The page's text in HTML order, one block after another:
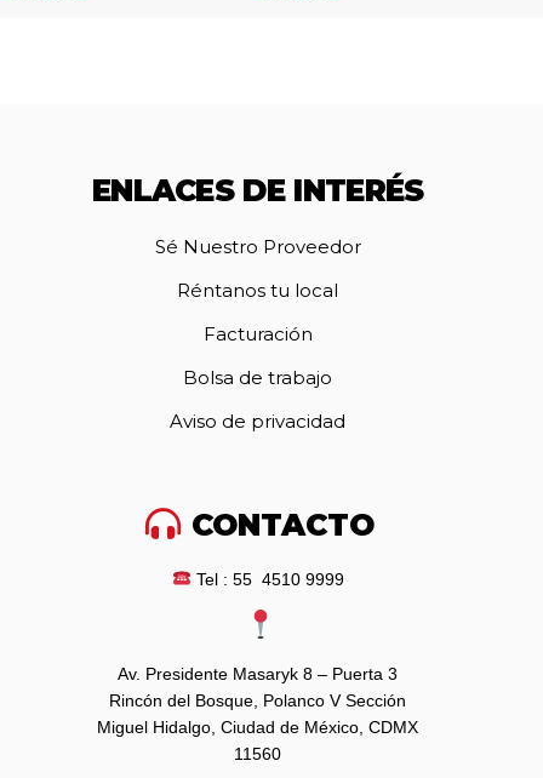
ENLACES DE INTERÉS
Sé Nuestro Proveedor
Réntanos tu local
Facturación
Bolsa de trabajo
Aviso de privacidad
CONTACTO
Tel : 55 4510 9999
Av. Presidente Masaryk 8 – Puerta 3
Rincón del Bosque, Polanco V Sección
Miguel Hidalgo, Ciudad de México, CDMX
11560